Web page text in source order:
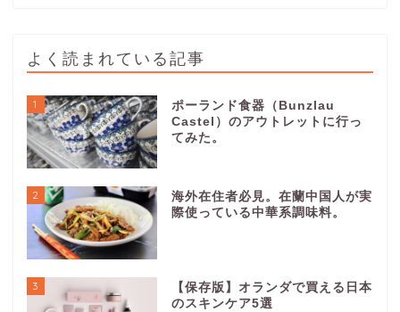
よく読まれている記事
1
ポーランド食器（Bunzlau
Castel）のアウトレットに行っ
てみた。
2
海外在住者必見。在蘭中国人が実
際使っている中華系調味料。
3
【保存版】オランダで買える日本
のスキンケア5選